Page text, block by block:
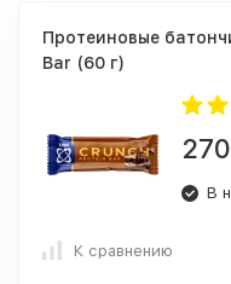
Протеиновые
Bar (60 г)
270
В
К сравнению